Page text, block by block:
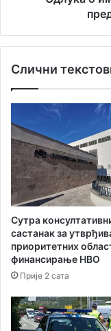
Слични
Сутра
састанак за
приоритетних
финансирање НВО
Прије 2 сата